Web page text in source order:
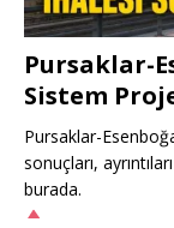
Pursaklar-
Sistem
Pursaklar-
sonuçları,
burada.